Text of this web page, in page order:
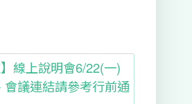
】線上說明會6/22(一)
會議連結請參考行前通